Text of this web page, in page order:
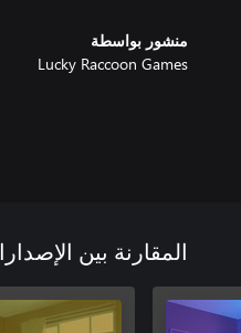
منشور بواسطة
Lucky Raccoon Games
المقارنة بين